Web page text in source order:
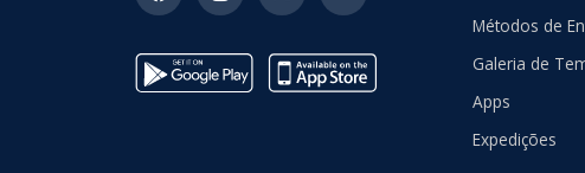
Métodos de
Galeria de
Apps
Expedições